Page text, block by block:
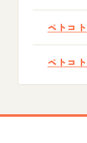
ペトコ
ペトコ